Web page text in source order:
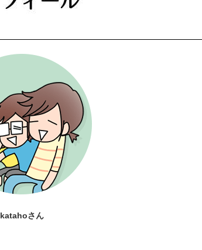
katahoさん